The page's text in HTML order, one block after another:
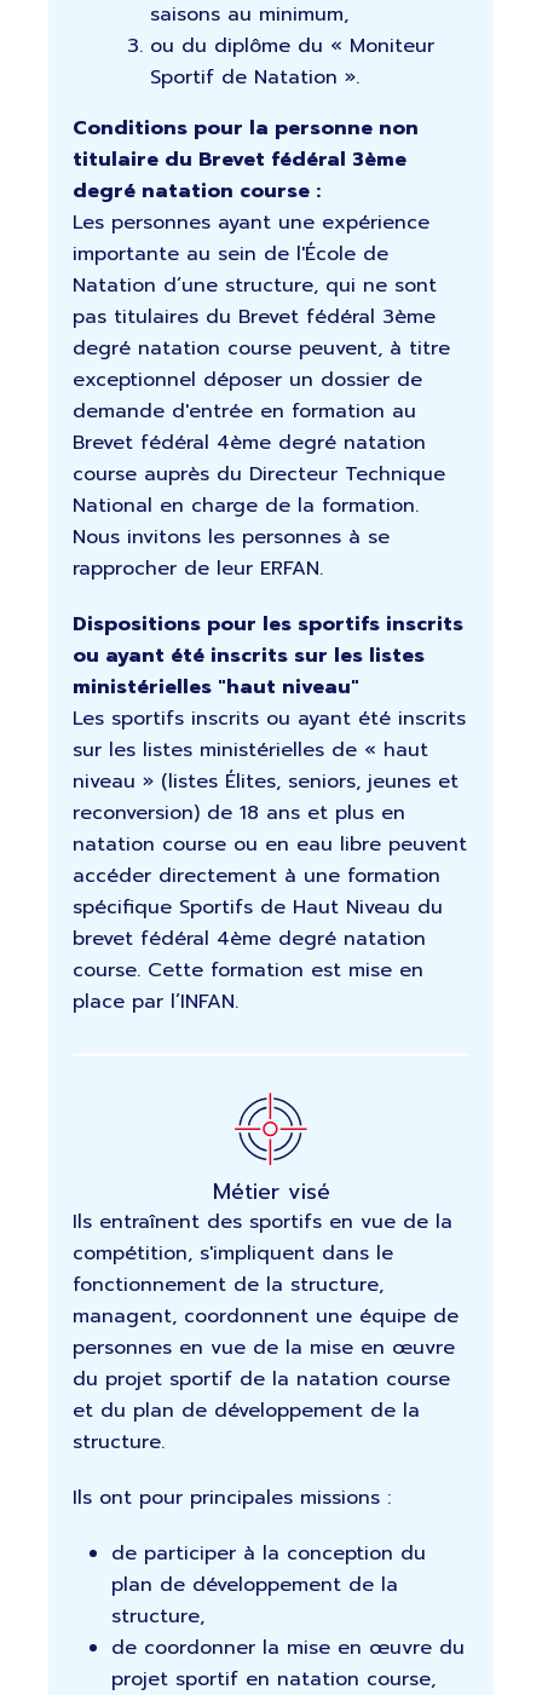
saisons au minimum,
ou du diplôme du « Moniteur
Sportif de Natation ».
Conditions pour la personne non
titulaire du Brevet fédéral 3ème
degré natation course :
Les personnes ayant une expérience
importante au sein de l'École de
Natation d’une structure, qui ne sont
pas titulaires du Brevet fédéral 3ème
degré natation course peuvent, à titre
exceptionnel déposer un dossier de
demande d'entrée en formation au
Brevet fédéral 4ème degré natation
course auprès du Directeur Technique
National en charge de la formation.
Nous invitons les personnes à se
rapprocher de leur ERFAN.
Dispositions pour les sportifs inscrits
ou ayant été inscrits sur les listes
ministérielles "haut niveau"
Les sportifs inscrits ou ayant été inscrits
sur les listes ministérielles de « haut
niveau » (listes Élites, seniors, jeunes et
reconversion) de 18 ans et plus en
natation course ou en eau libre peuvent
accéder directement à une formation
spécifique Sportifs de Haut Niveau du
brevet fédéral 4ème degré natation
course. Cette formation est mise en
place par l’INFAN.
Métier visé
Ils entraînent des sportifs en vue de la
compétition, s'impliquent dans le
fonctionnement de la structure,
managent, coordonnent une équipe de
personnes en vue de la mise en œuvre
du projet sportif de la natation course
et du plan de développement de la
structure.
Ils ont pour principales missions :
de participer à la conception du
plan de développement de la
structure,
de coordonner la mise en œuvre du
projet sportif en natation course,